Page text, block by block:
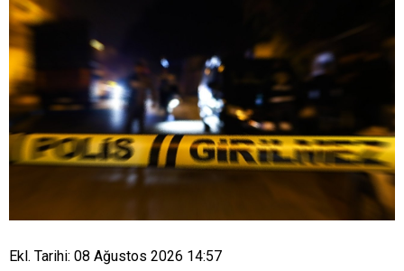
Ekl. Tarihi: 08 Ağustos 2026 14:57